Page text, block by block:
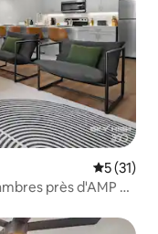
5 (31)
près d'AMP et